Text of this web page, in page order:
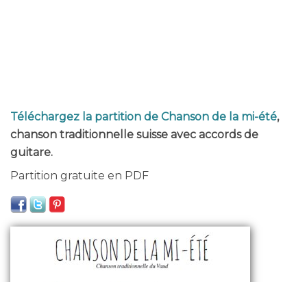
Téléchargez la partition de Chanson de la mi-été,
chanson traditionnelle suisse avec accords de
guitare.
Partition gratuite en PDF